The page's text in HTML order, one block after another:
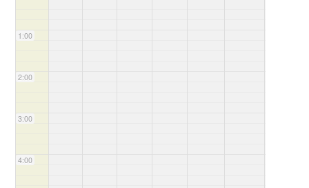
1:00
2:00
3:00
4:00